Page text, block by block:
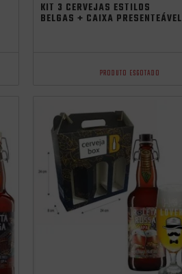
KIT 3 CERVEJAS ESTILOS
BELGAS + CAIXA PRESENTEÁVEL
PRODUTO ESGOTADO